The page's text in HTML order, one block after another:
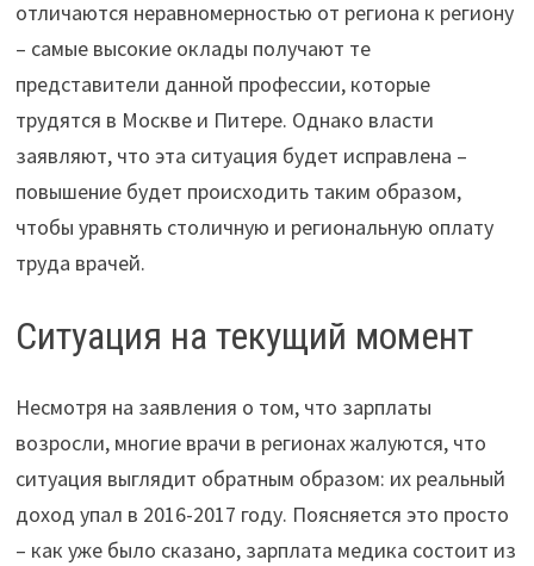
отличаются неравномерностью от региона к региону
– самые высокие оклады получают те
представители данной профессии, которые
трудятся в Москве и Питере. Однако власти
заявляют, что эта ситуация будет исправлена –
повышение будет происходить таким образом,
чтобы уравнять столичную и региональную оплату
труда врачей.
Ситуация на текущий момент
Несмотря на заявления о том, что зарплаты
возросли, многие врачи в регионах жалуются, что
ситуация выглядит обратным образом: их реальный
доход упал в 2016-2017 году. Поясняется это просто
– как уже было сказано, зарплата медика состоит из